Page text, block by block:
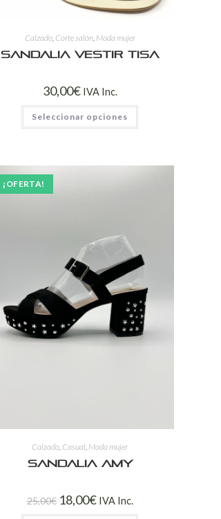
Calzado, Corte salón, Moda mujer
Sandalia Vestir Tisa
30,00€ IVA Inc.
Seleccionar opciones
¡OFERTA!
Calzado Casual Moda mujer
Sandalia Amy
25,00€ 18,00€ IVA Inc.